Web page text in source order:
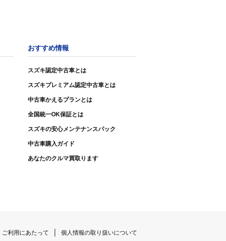
おすすめ情報
スズキ認定中古車とは
スズキプレミアム認定中古車とは
中古車かえるプランとは
全国統一OK保証とは
スズキの安心メンテナンスパック
中古車購入ガイド
あなたのクルマ買取ります
ご利用にあたって 個人情報の取り扱いについて